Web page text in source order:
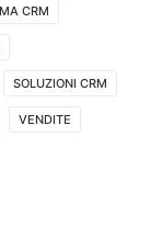
CRM
SOLUZIONI CRM
VENDITE